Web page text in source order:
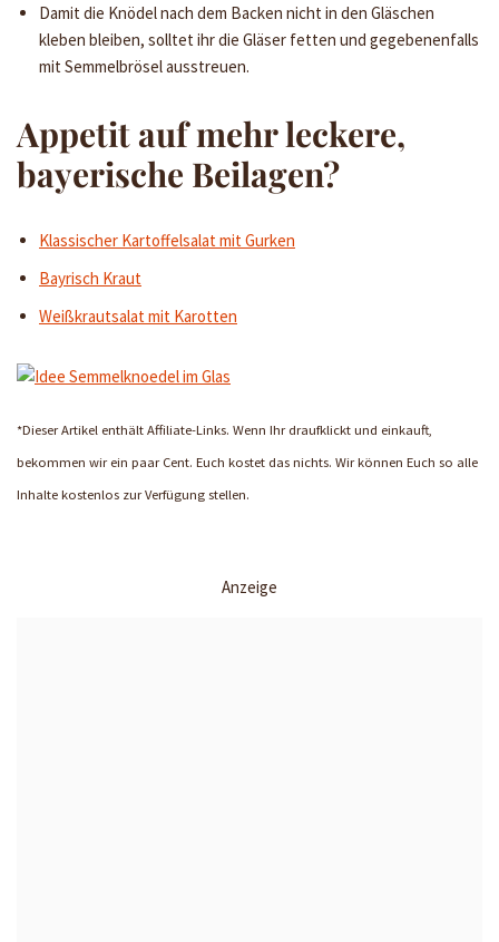
Damit die Knödel nach dem Backen nicht in den Gläschen
kleben bleiben, solltet ihr die Gläser fetten und gegebenenfalls
mit Semmelbrösel ausstreuen.
Appetit auf mehr leckere,
bayerische Beilagen?
Klassischer Kartoffelsalat mit Gurken
Bayrisch Kraut
Weißkrautsalat mit Karotten
*Dieser Artikel enthält Affiliate-Links. Wenn Ihr draufklickt und einkauft,
bekommen wir ein paar Cent. Euch kostet das nichts. Wir können Euch so alle
Inhalte kostenlos zur Verfügung stellen.
Anzeige